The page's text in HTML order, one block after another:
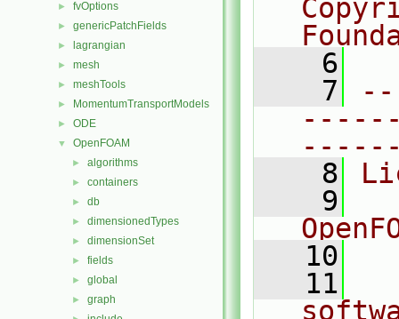
► fvOptions
► genericPatchFields
► lagrangian
► mesh
► meshTools
► MomentumTransportModels
► ODE
▼ OpenFOAM
► algorithms
► containers
► db
► dimensionedTypes
► dimensionSet
► fields
► global
► graph
    6
    7
    8
    9
   10
   11